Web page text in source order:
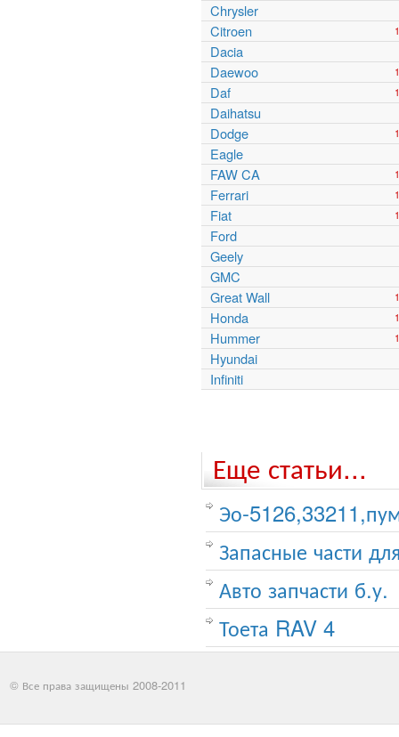
Chrysler
Citroen
Dacia
Daewoo
Daf
Daihatsu
Dodge
Eagle
FAW CA
Ferrari
Fiat
Ford
Geely
GMC
Great Wall
Honda
Hummer
Hyundai
Infiniti
Еще статьи...
Эо-
Запасные части
Авто запчасти б.у.
Тоета RAV 4
© Все права защищены 2008-2011